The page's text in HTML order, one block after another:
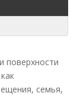
поверхности
семья,